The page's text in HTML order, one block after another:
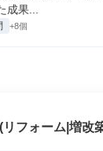
成果...
+8個
フォーム|増改